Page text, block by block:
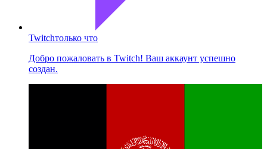
Twitchтолько что
Добро пожаловать в Twitch! Ваш аккаунт успешно
создан.